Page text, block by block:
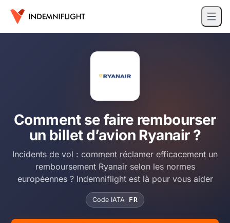
Comment se faire rembourser
un billet d’avion Ryanair ?
Incidents de vol : comment réclamer efficacement un
remboursement Ryanair selon les normes
européennes ? Indemniflight est là pour vous aider
Code IATA FR